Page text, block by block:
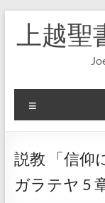
へ
上越
ニ
ー
説教 「信仰
ガラテヤ 5